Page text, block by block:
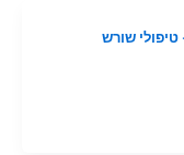
טיפולי שורש